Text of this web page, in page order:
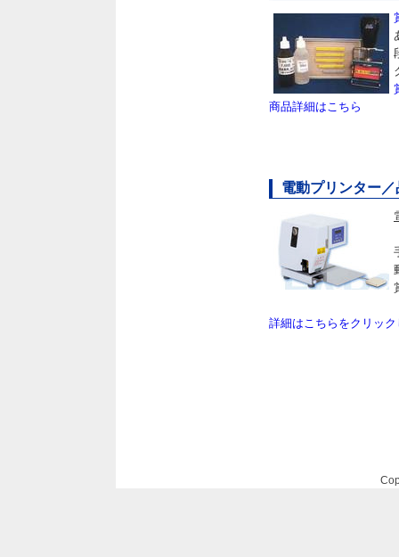
商品詳細はこちら
電動プリンター
詳細はこちらをクリッ